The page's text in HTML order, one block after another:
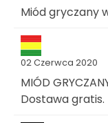
Miód gryczany
02 Czerwca 2020
MIÓD
Dostawa gratis.